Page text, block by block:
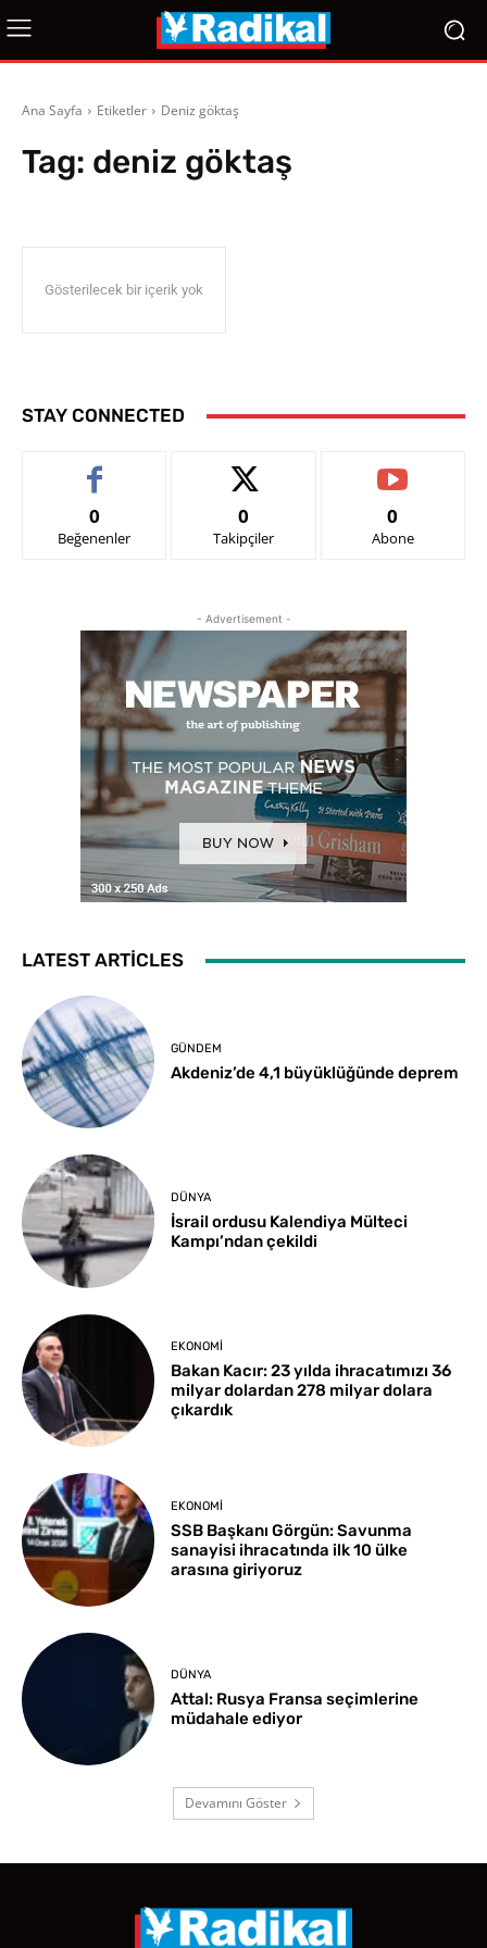
Ana Sayfa Etiketler Deniz göktaş
Tag: deniz göktaş
Gösterilecek bir içerik yok
STAY CONNECTED
0
Beğenenler
0
Takipçiler
0
Abone
- Advertisement -
LATEST ARTICLES
GÜNDEM
Akdeniz’de 4,1 büyüklüğünde deprem
DÜNYA
İsrail ordusu Kalendiya Mülteci
Kampı’ndan çekildi
EKONOMI
Bakan Kacır: 23 yılda ihracatımızı 36
milyar dolardan 278 milyar dolara
çıkardık
EKONOMI
SSB Başkanı Görgün: Savunma
sanayisi ihracatında ilk 10 ülke
arasına giriyoruz
DÜNYA
Attal: Rusya Fransa seçimlerine
müdahale ediyor
Devamını Göster